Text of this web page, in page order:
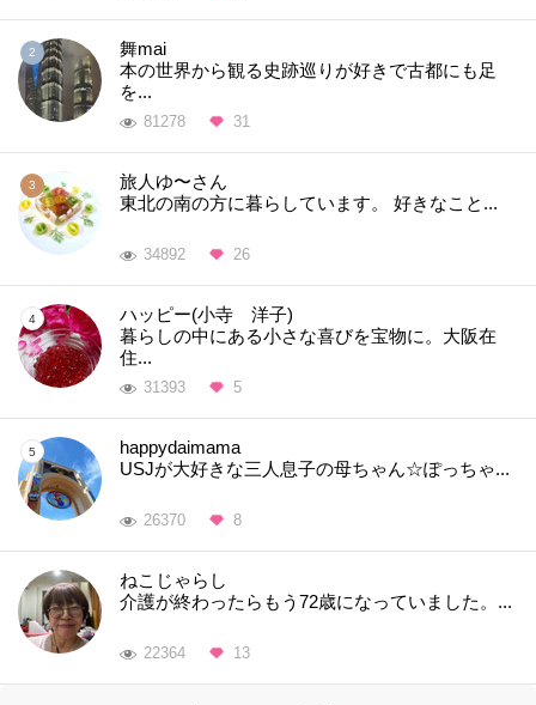
舞mai
本の世界から観る史跡巡りが好きで古都にも足
を...
81278 31
旅人ゆ〜さん
東北の南の方に暮らしています。 好きなこと...
34892 26
ハッピー(小寺 洋子)
暮らしの中にある小さな喜びを宝物に。大阪在
住...
31393 5
happydaimama
USJが大好きな三人息子の母ちゃん☆ぽっちゃ...
26370 8
ねこじゃらし
介護が終わったらもう72歳になっていました。...
22364 13